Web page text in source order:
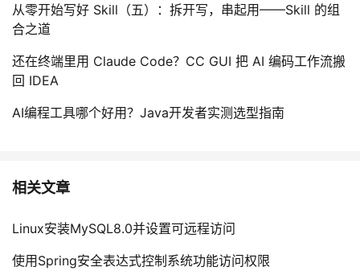
从零开始写好 Skill（五）：拆开写，串起用——Skill 的组
合之道
还在终端里用 Claude Code？CC GUI 把 AI 编码工作流搬
回 IDEA
AI编程工具哪个好用？Java开发者实测选型指南
相关文章
Linux安装MySQL8.0并设置可远程访问
使用Spring安全表达式控制系统功能访问权限